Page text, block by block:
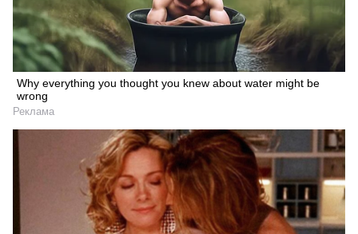
Why everything you thought you knew about water might be
wrong
Реклама